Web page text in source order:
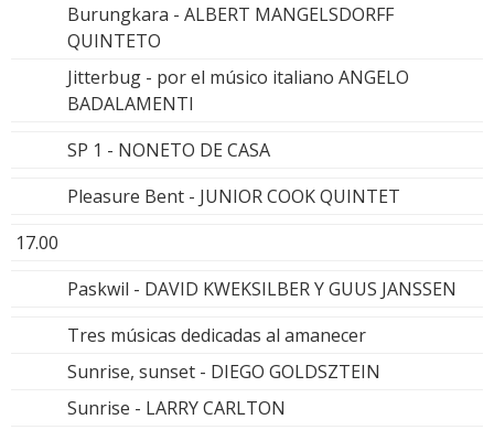
Burungkara - ALBERT MANGELSDORFF
QUINTETO
Jitterbug - por el músico italiano ANGELO
BADALAMENTI
SP 1 - NONETO DE CASA
Pleasure Bent - JUNIOR COOK QUINTET
17.00
Paskwil - DAVID KWEKSILBER Y GUUS JANSSEN
Tres músicas dedicadas al amanecer
Sunrise, sunset - DIEGO GOLDSZTEIN
Sunrise - LARRY CARLTON